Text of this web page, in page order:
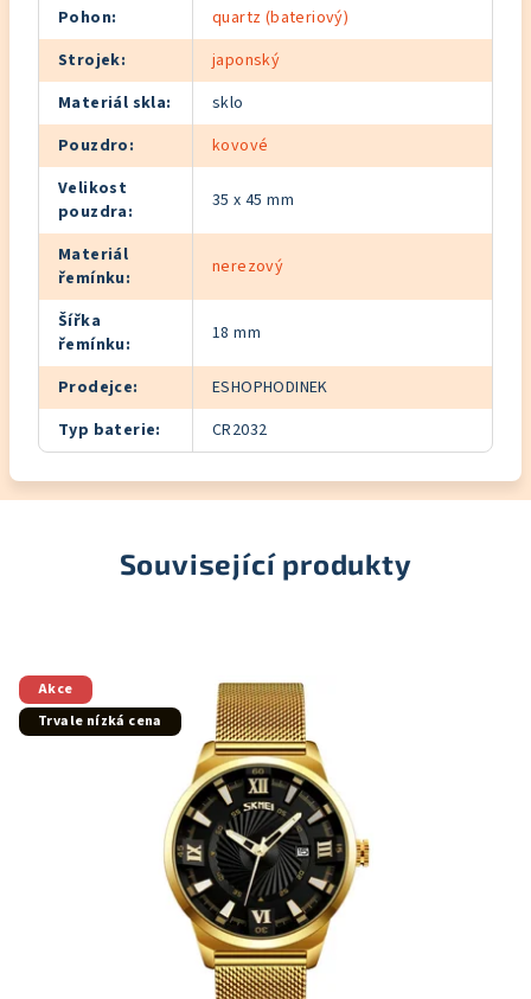
Pohon:
quartz (bateriový)
Strojek:
japonský
Materiál skla:
sklo
Pouzdro:
kovové
Velikost
pouzdra: 35 x 45 mm
Materiál
řemínku: nerezový
Šířka
řemínku: 18 mm
Prodejce:
ESHOPHODINEK
Typ baterie: CR2032
Související produkty
Akce
Trvale nízká cena